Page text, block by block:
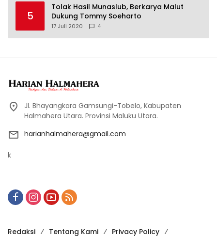
5
Tolak Hasil Munaslub, Berkarya Malut
Dukung Tommy Soeharto
17 Juli 2020 4
Jl. Bhayangkara Gamsungi-Tobelo, Kabupaten
Halmahera Utara. Provinsi Maluku Utara.
harianhalmahera@gmail.com
k
Redaksi Tentang Kami Privacy Policy